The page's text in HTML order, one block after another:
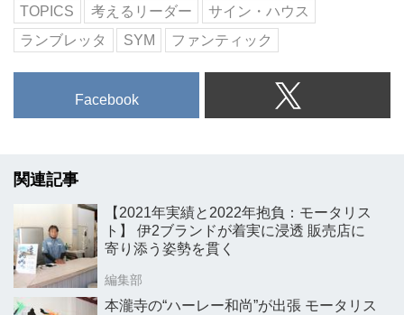
TOPICS 考えるリーダー
サイン・ハウス
ランブレッタ
SYM ファンティック
Facebook
関連記事
【2021年実績と2022年抱負：モータリス
ト】 伊2ブランドが着実に浸透 販売店に
寄り添う姿勢を貫く
編集部
本瀧寺の“ハーレー和尚”が出張 モータリス